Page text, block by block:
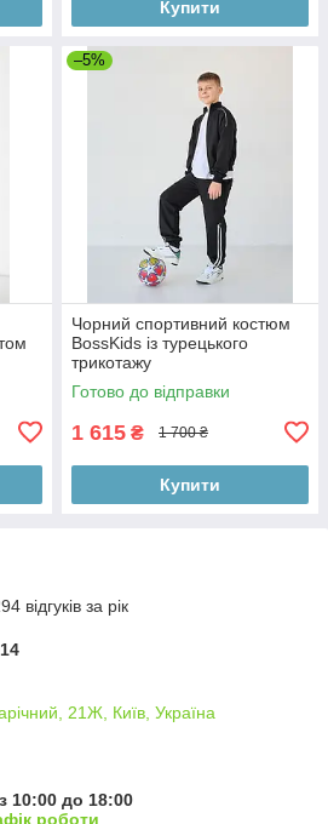
Купити
–5%
Чорний спортивний костюм
BossKids із турецького
трикотажу
Готово до відправки
1 615 ₴ 1 700 ₴
Купити
відгуків за рік
21Ж, Київ, Україна
10:00 до 18:00
роботи